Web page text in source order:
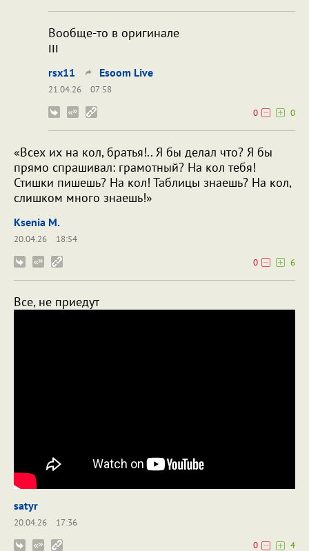
Вообще-то в оригинале
ווו
rsx11 Esoom Live
21.04.26
07:58
0
0
«Всех их на кол, братья!.. Я бы делал что? Я бы
прямо спрашивал: грамотный? На кол тебя!
Стишки пишешь? На кол! Таблицы знаешь? На кол,
слишком много знаешь!»
Ksenia M.
20.04.26
18:54
0
6
Все, не приедут
satyr
20.04.26
17:36
0
4